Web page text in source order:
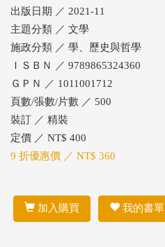
出版日期 ／ 2021-11
主題分類 ／ 文學
施政分類 ／ 學、歷史與哲學
ＩＳＢＮ ／ 9789865324360
ＧＰＮ ／ 1011001712
頁數/張數/片數 ／ 500
裝訂 ／ 精裝
定價 ／ NT$ 400
9 折優惠價 ／ NT$ 360
加入購買 我的書單